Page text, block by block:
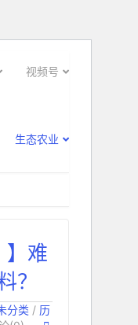
生态农业
视频号
】难
？
分类 / 历